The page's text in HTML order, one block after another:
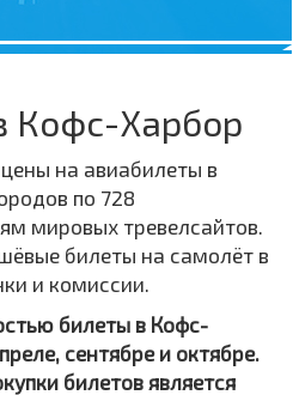
Кофс-Харбор
на авиабилеты в
по 728
мировых тревелсайтов.
билеты на самолёт в
и комиссии.
билеты в Кофс-
сентябре и октябре.
билетов является